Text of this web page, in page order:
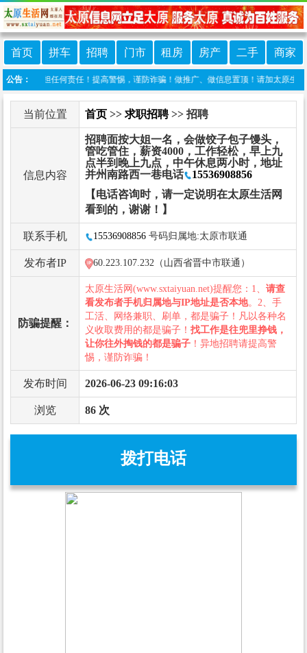
首页 拼车 招聘 门市 租房 房产 二手 商家
公告：
网不承担任何责任！提高警惕，谨防诈骗！做推广、做信息置顶！请加太原生活网
当前位置 首页 >> 求职招聘>> 招聘
信息内容
招聘面按大姐一名，会做饺子包子馒头，
管吃管住，薪资4000，工作轻松，早上九
点半到晚上九点，中午休息两小时，地址
并州南路西一巷电话
15536908856
【电话咨询时，请一定说明在太原生活网
看到的，谢谢！】
联系手机 15536908856 号码归属地:太原市联通
发布者IP 60.223.107.232（山西省晋中市联通）
防骗提醒：
太原生活网(www.sxtaiyuan.net)提醒您：1、 请查
看发布者手机归属地与IP地址是否本地。2、手
工活、网络兼职、刷单，都是骗子！凡以各种名
义收取费用的都是骗子！ 找工作是往兜里挣钱，
让你往外掏钱的都是骗子 ！异地招聘请提高警
惕，谨防诈骗！
发布时间 2026-06-23 09:16:03
浏览 86 次
拨打电话